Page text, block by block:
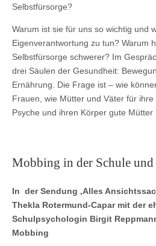
Selbstfürsorge?
Warum ist sie für uns so wichtig und
Eigenverantwortung zu tun? Warum
Selbstfürsorge schwerer? Im
drei Säulen der Gesundheit:
Ernährung. Die Frage ist – wie
Frauen, wie Mütter und Väter für
Psyche und ihren Körper gute Mütter
Mobbing in der Schule
In der Sendung ‚Alles
Thekla Rotermund-Capar mit der
Schulpsychologin Birgit
Mobbing